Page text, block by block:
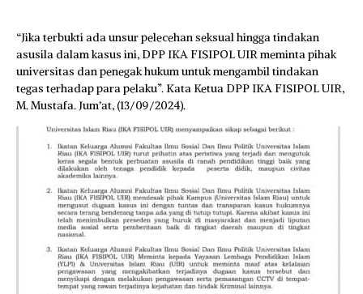
“Jika terbukti ada unsur pelecehan seksual hingga tindakan
asusila dalam kasus ini, DPP IKA FISIPOL UIR meminta pihak
universitas dan penegak hukum untuk mengambil tindakan
tegas terhadap para pelaku”. Kata Ketua DPP IKA FISIPOL UIR,
M. Mustafa. Jum’at, (13/09/2024).